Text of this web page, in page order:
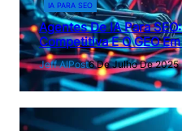
IA PARA SEO
Agentes De IA Para
Competitiva E O GEO
Jeff AIPost6 De Julho De 2025